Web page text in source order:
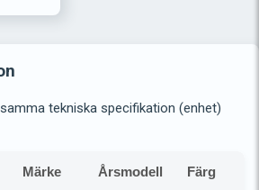
tekniska specifikation (enhet)
Märke Årsmodell Färg